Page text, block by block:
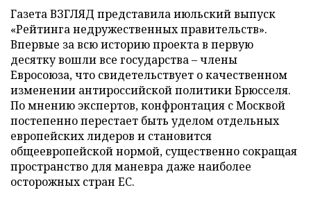
Газета ВЗГЛЯД представила июльский выпуск
«Рейтинга недружественных правительств».
Впервые за всю историю проекта в первую
десятку вошли все государства – члены
Евросоюза, что свидетельствует о качественном
изменении антироссийской политики Брюсселя.
По мнению экспертов, конфронтация с Москвой
постепенно перестает быть уделом отдельных
европейских лидеров и становится
общеевропейской нормой, существенно сокращая
пространство для маневра даже наиболее
осторожных стран ЕС.